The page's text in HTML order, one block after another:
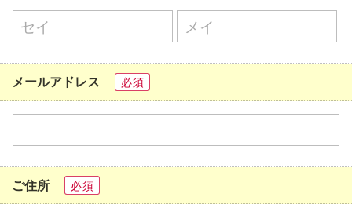
メールアドレス 必須
ご住所 必須